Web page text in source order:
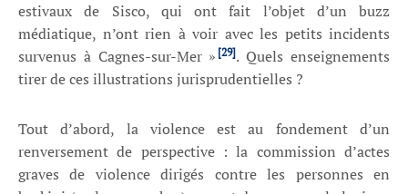
estivaux de Sisco, qui ont fait l’objet d’un buzz
médiatique, n’ont rien à voir avec les petits incidents
survenus à Cagnes-sur-Mer » [29]. Quels enseignements
tirer de ces illustrations jurisprudentielles ?
Tout d’abord, la violence est au fondement d’un
renversement de perspective : la commission d’actes
graves de violence dirigés contre les personnes en